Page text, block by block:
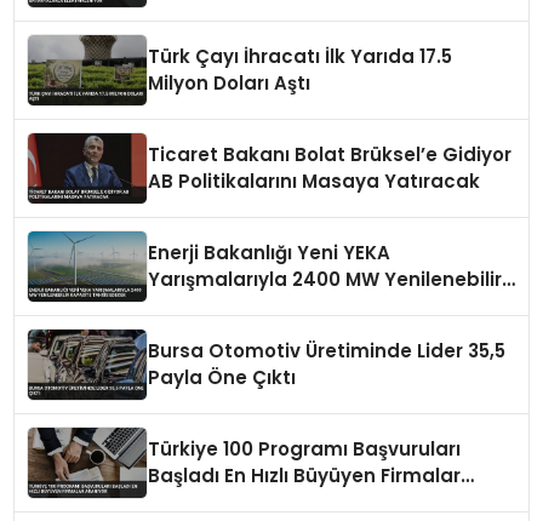
Türk Çayı İhracatı İlk Yarıda 17.5
Milyon Doları Aştı
Ticaret Bakanı Bolat Brüksel’e Gidiyor
AB Politikalarını Masaya Yatıracak
Enerji Bakanlığı Yeni YEKA
Yarışmalarıyla 2400 MW Yenilenebilir
Bursa Otomotiv Üretiminde Lider 35,5
Payla Öne Çıktı
Türkiye 100 Programı Başvuruları
Başladı En Hızlı Büyüyen Firmalar